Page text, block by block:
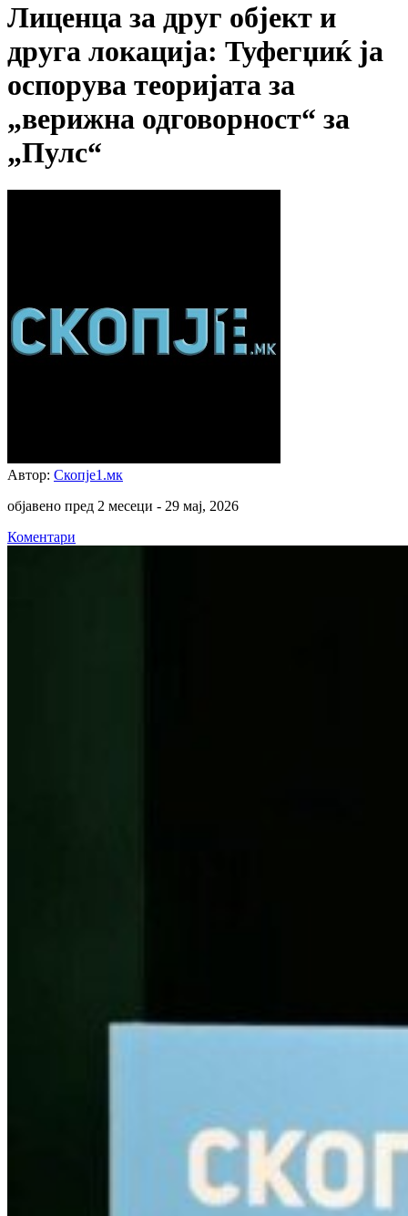
Лиценца за друг објект и
друга локација: Туфегџиќ ја
оспорува теоријата за
„верижна одговорност“ за
„Пулс“
Автор: Скопје1.мк
објавено пред 2 месеци - 29 мај, 2026
Коментари